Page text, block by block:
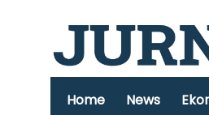
Home News